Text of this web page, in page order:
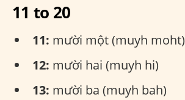
11 to 20
11: mười một (muyh moht)
12: mười hai (muyh hi)
13: mười ba (muyh bah)